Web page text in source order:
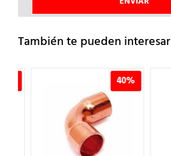
También te pueden interesar
40%